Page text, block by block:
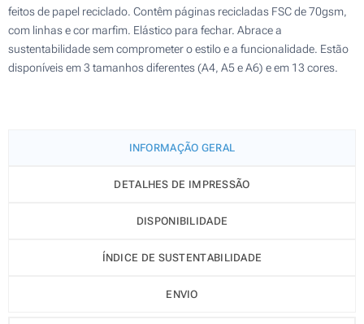
feitos de papel reciclado. Contêm páginas recicladas FSC de 70gsm,
com linhas e cor marfim. Elástico para fechar. Abrace a
sustentabilidade sem comprometer o estilo e a funcionalidade. Estão
disponíveis em 3 tamanhos diferentes (A4, A5 e A6) e em 13 cores.
INFORMAÇÃO GERAL
DETALHES DE IMPRESSÃO
DISPONIBILIDADE
ÍNDICE DE SUSTENTABILIDADE
ENVIO